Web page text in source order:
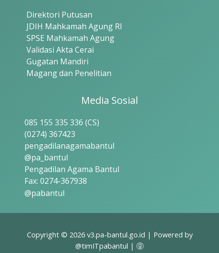
Direktori Putusan
JDIH Mahkamah Agung RI
SPSE Mahkamah Agung
Validasi Akta Cerai
Gugatan Mandiri
Magang dan Penelitian
Media Sosial
085 155 335 336 (CS)
(0274) 367423
pengadilanagamabantul
@pa_bantul
Pengadilan Agama Bantul
Fax: 0274-367938
@pabantul
Copyright © 2026 v3.pa-bantul.go.id | Powered by
@timITpabantul | ⓖ